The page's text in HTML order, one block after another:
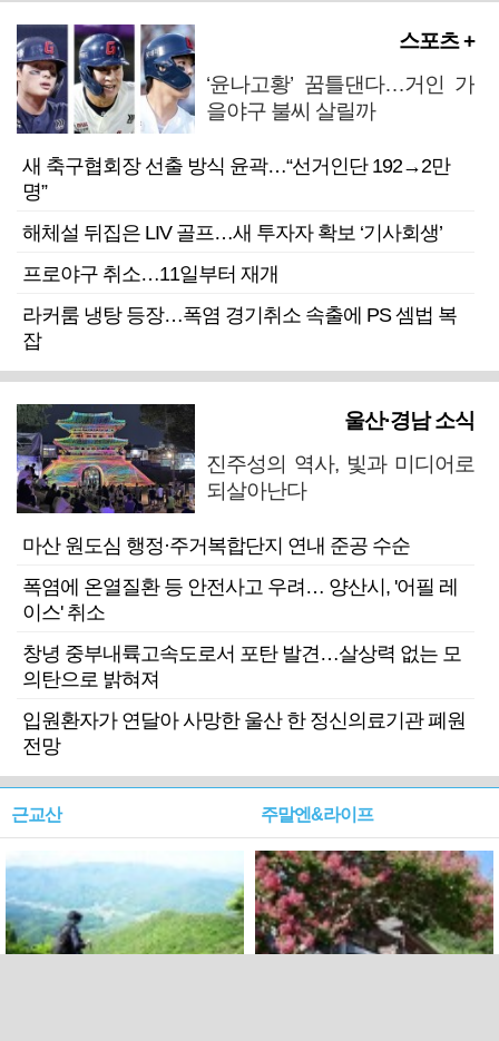
스포츠 +
‘윤나고황’ 꿈틀댄다…거인 가
을야구 불씨 살릴까
새 축구협회장 선출 방식 윤곽…“선거인단 192→2만
명”
해체설 뒤집은 LIV 골프…새 투자자 확보 ‘기사회생’
프로야구 취소…11일부터 재개
라커룸 냉탕 등장…폭염 경기취소 속출에 PS 셈법 복
잡
울산·경남 소식
진주성의 역사, 빛과 미디어로
되살아난다
마산 원도심 행정·주거복합단지 연내 준공 수순
폭염에 온열질환 등 안전사고 우려… 양산시, '어필 레
이스' 취소
창녕 중부내륙고속도로서 포탄 발견…살상력 없는 모
의탄으로 밝혀져
입원환자가 연달아 사망한 울산 한 정신의료기관 폐원
전망
근교산 주말엔&라이프